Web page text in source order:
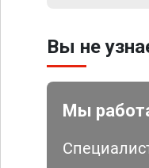
Вы не
Мы